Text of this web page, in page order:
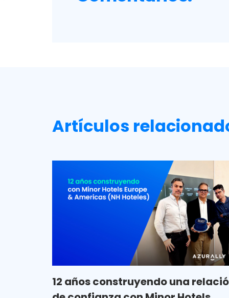
Artículos
12 años construyendo una